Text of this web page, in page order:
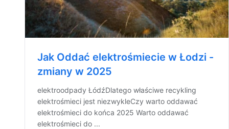
Jak Oddać elektrośmiecie w Łodzi -
zmiany w 2025
elektroodpady ŁódźDlatego właściwe recykling
elektrośmieci jest niezwykleCzy warto oddawać
elektrośmieci do końca 2025 Warto oddawać
elektrośmieci do ...